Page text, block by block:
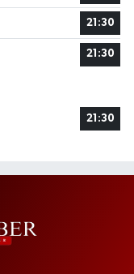
21:30
21:30
21:30